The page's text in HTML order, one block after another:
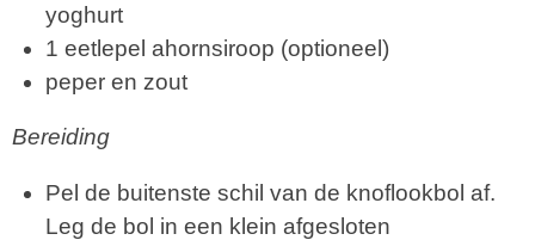
yoghurt
1 eetlepel ahornsiroop (optioneel)
peper en zout
Bereiding
Pel de buitenste schil van de knoflookbol af.
Leg de bol in een klein afgesloten